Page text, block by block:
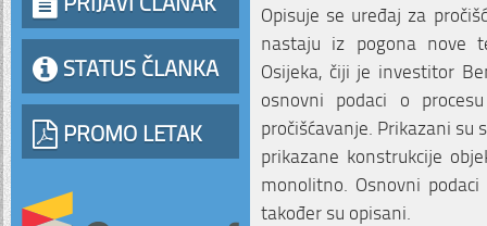
STATUS ČLANKA
PROMO LETAK
Opisuje se uređaj za
nastaju iz pogona nove
Osijeka, čiji je investitor
osnovni podaci o
pročišćavanje. Prikazani su
prikazane konstrukcije
monolitno. Osnovni
također su opisani.